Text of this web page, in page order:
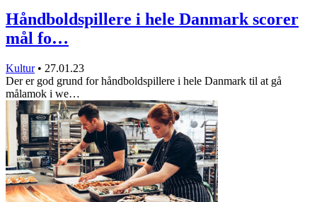
Håndboldspillere i hele Danmark scorer
mål fo…
Kultur • 27.01.23
Der er god grund for håndboldspillere i hele Danmark til at gå
målamok i we…